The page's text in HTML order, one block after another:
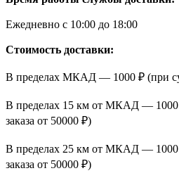
Ежедневно с 10:00 до 18:00
Стоимость доставки:
В пределах МКАД — 1000 ₽ (при
В пределах 15 км от МКАД — 1000
заказа от 50000 ₽)
В пределах 25 км от МКАД — 1000
заказа от 50000 ₽)